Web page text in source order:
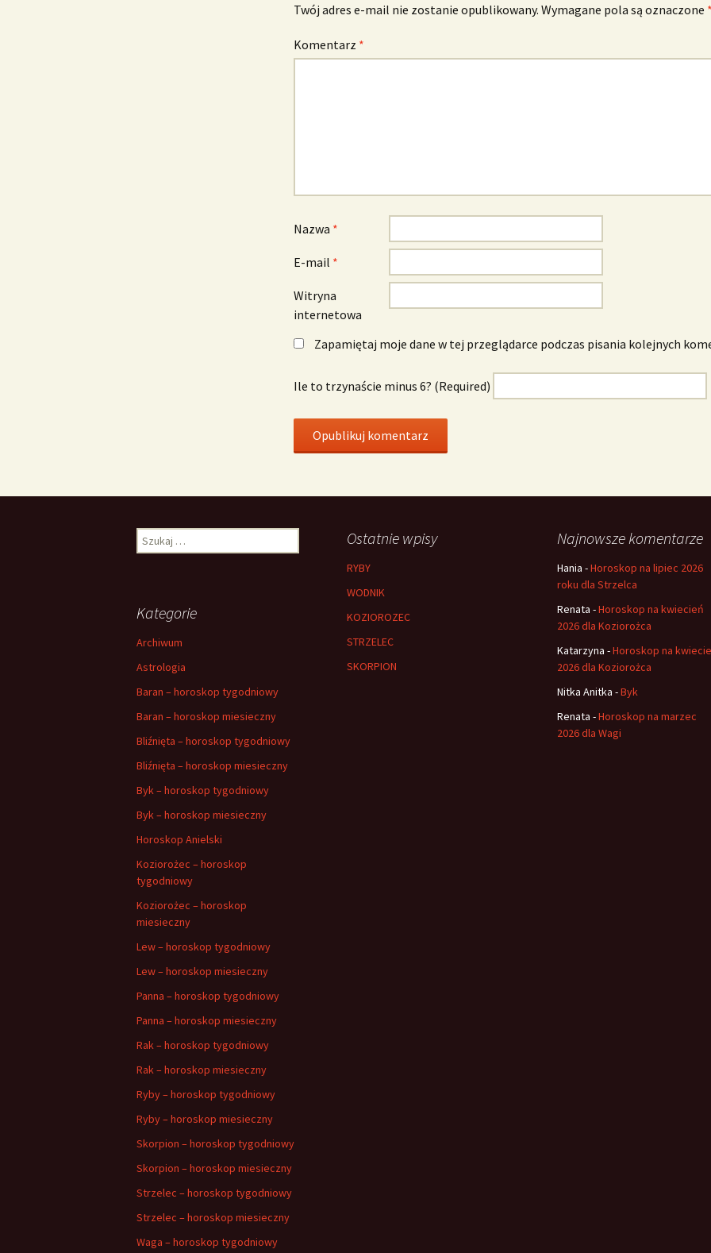
Twój adres e-mail nie zostanie opublikowany. Wymagane pola są oznaczone *
Komentarz *
Nazwa *
E-mail *
Witryna
internetowa
Zapamiętaj moje dane w tej przeglądarce podczas pisania kolejnych
Ile to trzynaście minus 6? (Required)
Szukaj: Ostatnie wpisy
RYBY
WODNIK
KOZIOROZEC
STRZELEC
SKORPION
Najnowsze komentarze
Hania -Horoskop na lipiec 2026
roku dla Strzelca
Renata -Horoskop na kwiecień
2026 dla Koziorożca
Katarzyna -Horoskop na
2026 dla Koziorożca
Nitka Anitka -Byk
Renata -Horoskop na marzec
2026 dla Wagi
Kategorie
Archiwum
Astrologia
Baran – horoskop tygodniowy
Baran – horoskop miesieczny
Bliźnięta – horoskop tygodniowy
Bliźnięta – horoskop miesieczny
Byk – horoskop tygodniowy
Byk – horoskop miesieczny
Horoskop Anielski
Koziorożec – horoskop
tygodniowy
Koziorożec – horoskop
miesieczny
Lew – horoskop tygodniowy
Lew – horoskop miesieczny
Panna – horoskop tygodniowy
Panna – horoskop miesieczny
Rak – horoskop tygodniowy
Rak – horoskop miesieczny
Ryby – horoskop tygodniowy
Ryby – horoskop miesieczny
Skorpion – horoskop tygodniowy
Skorpion – horoskop miesieczny
Strzelec – horoskop tygodniowy
Strzelec – horoskop miesieczny
Waga – horoskop tygodniowy